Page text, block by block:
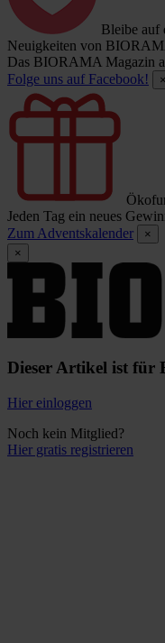
Bleibe auf
Neuigkeiten von
Das BIORAMA Magazin
Folge uns auf Facebook!
×
Jeden Tag ein neues
Zum Adventskalender
×
×
Dieser Artikel ist für
Hier einloggen
Noch kein Mitglied?
Hier gratis registrieren